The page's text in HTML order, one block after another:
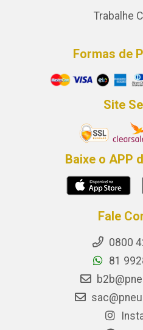
Trabalhe
Formas de
Site
Baixe o APP
Fale
0800
81